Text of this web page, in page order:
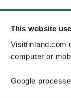
This website
Visitfinland.com
computer or
Google